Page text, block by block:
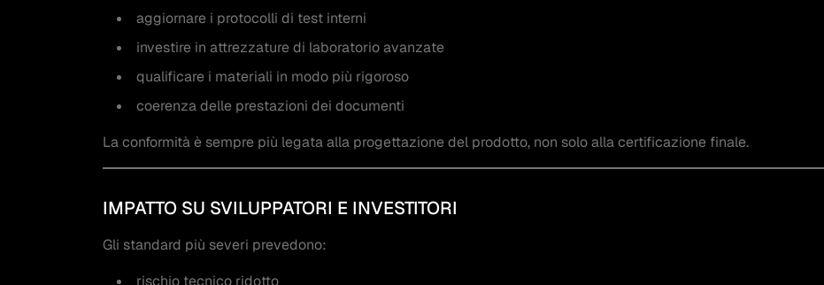
aggiornare i protocolli di test interni
investire in attrezzature di laboratorio avanzate
qualificare i materiali in modo più rigoroso
coerenza delle prestazioni dei documenti
La conformità è sempre più legata alla progettazione del prodotto, non solo alla certificazione finale.
IMPATTO SU SVILUPPATORI E INVESTITORI
Gli standard più severi prevedono:
rischio tecnico ridotto